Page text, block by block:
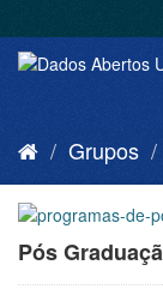
Grupos
Pós